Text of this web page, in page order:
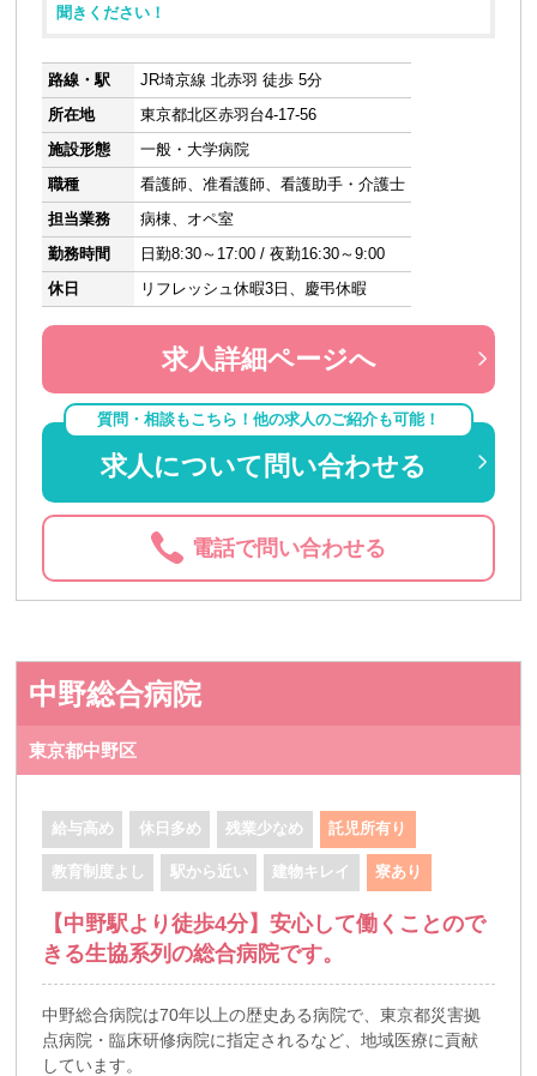
聞きください！
路線・駅
JR埼京線 北赤羽 徒歩 5分
所在地
東京都北区赤羽台4-17-56
施設形態
一般・大学病院
職種
看護師、准看護師、看護助手・介護士
担当業務
病棟、オペ室
勤務時間
日勤8:30～17:00 / 夜勤16:30～9:00
休日
リフレッシュ休暇3日、慶弔休暇
求人詳細ページへ
質問・相談もこちら！他の求人のご紹介も可能！
求人について問い合わせる
電話で問い合わせる
中野総合病院
東京都中野区
給与高め 休日多め 残業少なめ 託児所有り
教育制度よし 駅から近い 建物キレイ 寮あり
【中野駅より徒歩4分】安心して働くことので
きる生協系列の総合病院です。
中野総合病院は70年以上の歴史ある病院で、東京都災害拠
点病院・臨床研修病院に指定されるなど、地域医療に貢献
しています。